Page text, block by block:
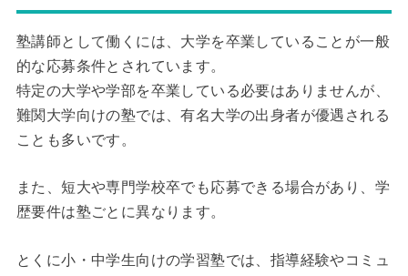
塾講師として働くには、大学を卒業していることが一般
的な応募条件とされています。
特定の大学や学部を卒業している必要はありませんが、
難関大学向けの塾では、有名大学の出身者が優遇される
ことも多いです。
また、短大や専門学校卒でも応募できる場合があり、学
歴要件は塾ごとに異なります。
とくに小・中学生向けの学習塾では、指導経験やコミュ